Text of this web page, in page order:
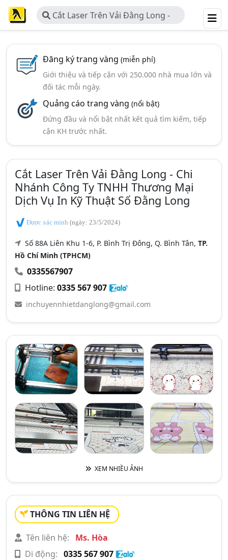
Cắt Laser Trên Vải Đằng Long -
Chi Nhánh Công Ty TNHH Thương
Đăng ký trang vàng (miễn phí)
Giới thiệu và tiếp cận với 250.000 nhà mua lớn và
đối tác mỗi ngày.
Quảng cáo trang vàng (nổi bật)
Đứng đầu và nổi bật nhất kết quả tìm kiếm, tiếp
cận KH trước nhất.
Cắt Laser Trên Vải Đằng Long - Chi
Nhánh Công Ty TNHH Thương Mại
Dịch Vụ In Kỹ Thuật Số Đằng Long
Được xác minh (ngày: 23/5/2024)
Số 88A Liên Khu 1-6, P. Bình Trị Đông, Q. Bình Tân, TP.
Hồ Chí Minh (TPHCM)
0335567907
Hotline: 0335 567 907
inchuyennhietdanglong@gmail.com
XEM NHIỀU ẢNH
THÔNG TIN LIÊN HỆ
Tên liên hệ:
Ms. Hòa
Di động: 0335 567 907